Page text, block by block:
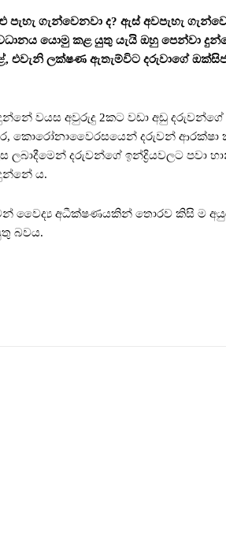
ගැන්වෙනවා ද? ඇස් අවපැහැ
යොමු කළ යුතු යැයි ඔහු පෙන්වා
එවැනි ලක්ෂණ ඇතැම්විට දරුවාගේ
වයස අවුරුදු 2කට වඩා අඩු
කොරෝනාවෛරසයෙන් දරුවන් ආරක්ෂා
ලබාදීමෙන් දරුවන්ගේ ඉන්ද්‍රියවලට පවා
ය.
වෛද්‍ය අධීක්ෂණයකින් තොරව කිසි ම
බවය.